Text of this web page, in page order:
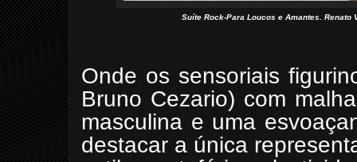
Suíte Rock-Para Loucos e Amantes.
Onde os sensoriais
Bruno Cezario) com
masculina e uma
destacar a única